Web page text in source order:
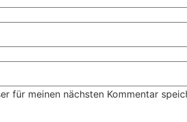
für meinen nächsten Kommentar